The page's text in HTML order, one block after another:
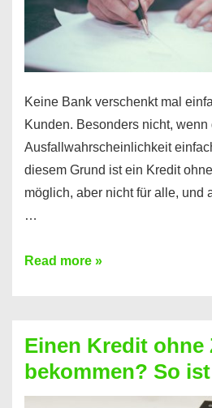
möglich!
Keine Bank verschenkt mal
Kunden. Besonders nicht, wenn
Ausfallwahrscheinlichkeit
diesem Grund ist ein Kredit
möglich, aber nicht für alle, und
…
Ist
Festvertrag
für
jeden
Read more »
Einen Kredit ohne
bekommen? So